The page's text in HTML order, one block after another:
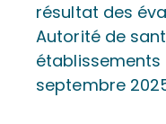
résultat des
Autorité de
établissements
septembre